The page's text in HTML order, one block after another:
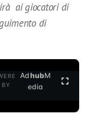
ai giocatori di
di
BY
AdhubM
edia